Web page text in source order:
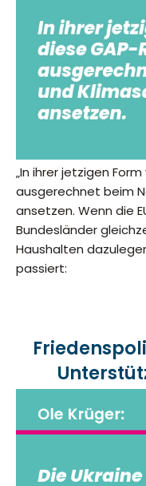
„In ihrer jetzigen
ausgerechnet beim
ansetzen. Wenn die
Bundesländer
Haushalten
passiert: